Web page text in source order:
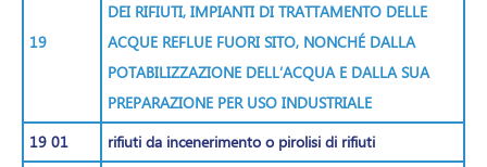
19
DEI RIFIUTI, IMPIANTI DI TRATTAMENTO DELLE
ACQUE REFLUE FUORI SITO, NONCHÉ DALLA
POTABILIZZAZIONE DELL’ACQUA E DALLA SUA
PREPARAZIONE PER USO INDUSTRIALE
19 01
rifiuti da incenerimento o pirolisi di rifiuti